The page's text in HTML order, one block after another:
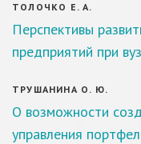
ТОЛОЧКО Е. А.
Перспективы
предприятий при
ТРУШАНИНА О. Ю.
О возможности
управления